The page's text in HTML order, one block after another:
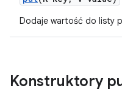
Dodaje wartość do listy
Konstruktory